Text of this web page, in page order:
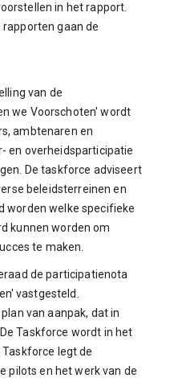
in het rapport.
gaan de
van de
we Voorschoten' wordt
ambtenaren en
en overheidsparticipatie
De taskforce adviseert
beleidsterreinen en
worden welke specifieke
kunnen worden om
te maken.
de participatienota
vastgesteld.
van aanpak, dat in
Taskforce wordt in het
Taskforce legt de
pilots en het werk van de